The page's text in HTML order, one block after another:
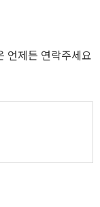
언제든 연락주세요